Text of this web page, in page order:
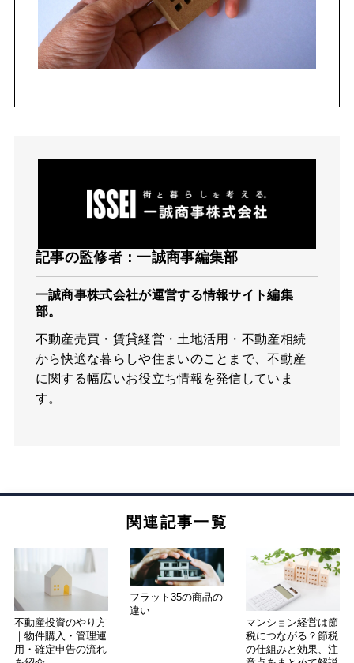
記事の監修者：一誠商事編集部
一誠商事株式会社が運営する情報サイト編集
部。
不動産売買・賃貸経営・土地活用・不動産相続
から快適な暮らしや住まいのことまで、不動産
に関する幅広いお役立ち情報を発信していま
す。
関連記事一覧
不動産投資のやり方
｜物件購入・管理運
用・確定申告の流れ
フラット35の商品の
違い
マンション経営は節
税につながる？節税
の仕組みと効果、注